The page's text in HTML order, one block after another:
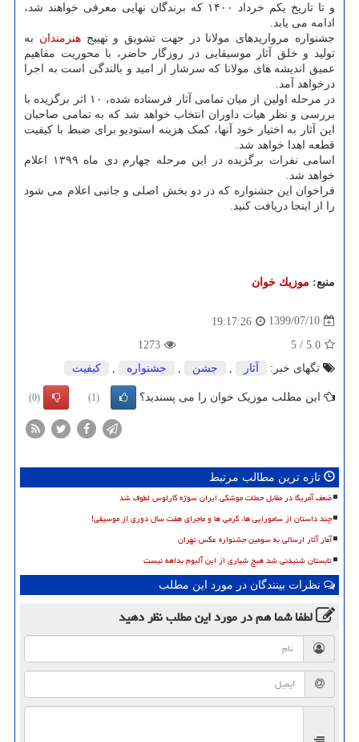
و تا تاریخ یکم خرداد ۱۴۰۰ که برندگان نهایی معرفی خواهند شد،
ادامه می یابد.
جشنواره مرواریدهای مولانا در جهت تشویق و تهییجهنرمندان به
تولید و خلق آثار موسیقایی در روزگار حاضر، با محوریت مفاهیم
عمیق اندیشه های مولانا که سرشار از امید و بالندگی است به اجرا
درخواهد آمد.
در مرحله اولین از میان تمامی آثار فرستاده شده، ۱۰ اثر برگزیده با
بررسی و نظر هیات داوران انتخاب خواهد شد که به تمامی صاحبان
این آثار به اختیار خود آنها، کمک هزینه استودیو برای ضبط با کیفیت
قطعه اهدا خواهد شد.
اسامی نفرات برگزیده در این مرحله چهارم دی ماه ۱۳۹۹ اعلام
خواهد شد.
فراخوان این جشنواره که در دو بخش اصلی و جانبی اعلام می شود
را از اینجا دریافت کنید.
منبع: موزیك خوان
1399/07/10
19:17:26
5.0
/
5
1273
تگهای خبر:
آثار جشن جشنواره كیفیت
این مطلب موزیک خوان را می پسندید؟ (1)
(0)
تازه ترین مطالب مرتبط
ضعف آمریکا در مقابل حملات موشکی ایران سوژه کارلوس لطوف شد
چند داستان از سامورایی ها، گرمی ها و ماجرای هفت سال دوری از موسیقی!
آمار آثار ارسالی به سومین جشنواره عکس تهران
تابستان شنیدنی شد هیچ شیاری از این آلبوم بداهه نیست
نظرات بینندگان در مورد این مطلب
لطفا شما همدر مورد این مطلبنظر دهید